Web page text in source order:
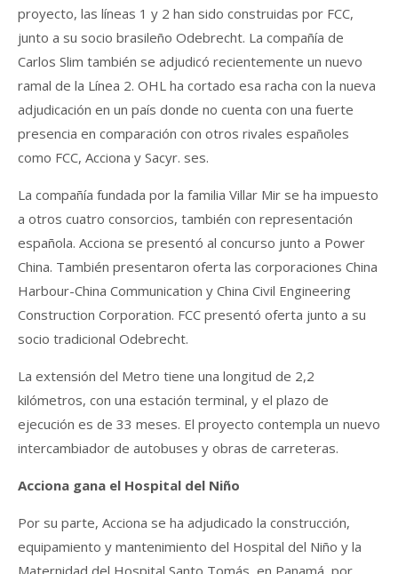
proyecto, las líneas 1 y 2 han sido construidas por FCC,
junto a su socio brasileño Odebrecht. La compañía de
Carlos Slim también se adjudicó recientemente un nuevo
ramal de la Línea 2. OHL ha cortado esa racha con la nueva
adjudicación en un país donde no cuenta con una fuerte
presencia en comparación con otros rivales españoles
como FCC, Acciona y Sacyr. ses.
La compañía fundada por la familia Villar Mir se ha impuesto
a otros cuatro consorcios, también con representación
española. Acciona se presentó al concurso junto a Power
China. También presentaron oferta las corporaciones China
Harbour-China Communication y China Civil Engineering
Construction Corporation. FCC presentó oferta junto a su
socio tradicional Odebrecht.
La extensión del Metro tiene una longitud de 2,2
kilómetros, con una estación terminal, y el plazo de
ejecución es de 33 meses. El proyecto contempla un nuevo
intercambiador de autobuses y obras de carreteras.
Acciona gana el Hospital del Niño
Por su parte, Acciona se ha adjudicado la construcción,
equipamiento y mantenimiento del Hospital del Niño y la